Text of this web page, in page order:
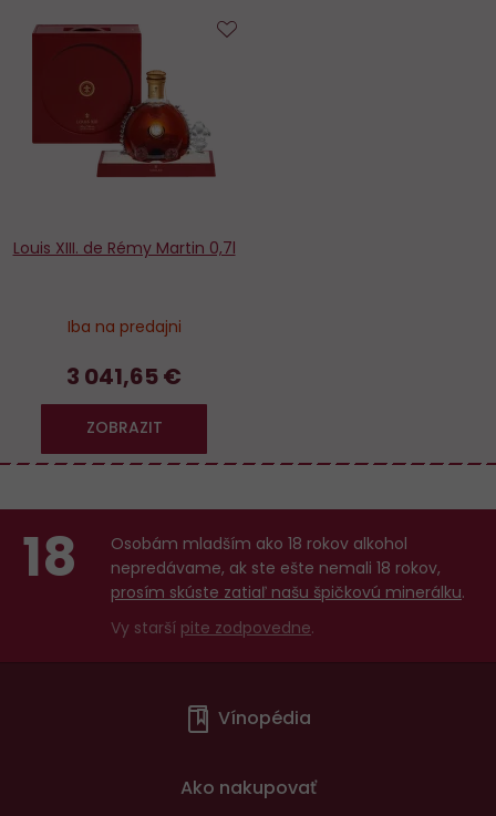
Louis XIII. de Rémy Martin 0,7l
Iba na predajni
3 041,65 €
ZOBRAZIT
18
Osobám mladším ako 18 rokov alkohol
nepredávame, ak ste ešte nemali 18 rokov,
prosím skúste zatiaľ našu špičkovú minerálku.
Vy starší pite zodpovedne.
Vínopédia
Ako nakupovať